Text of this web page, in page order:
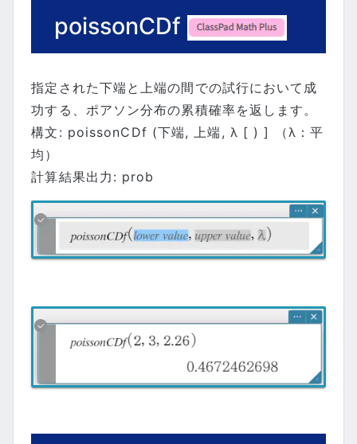
poissonCDf
指定された下端と上端の間での試行において成
功する、ポアソン分布の累積確率を返します。
構文: poissonCDf (下端, 上端, λ [ ) ] （λ：平
均）
計算結果出力: prob